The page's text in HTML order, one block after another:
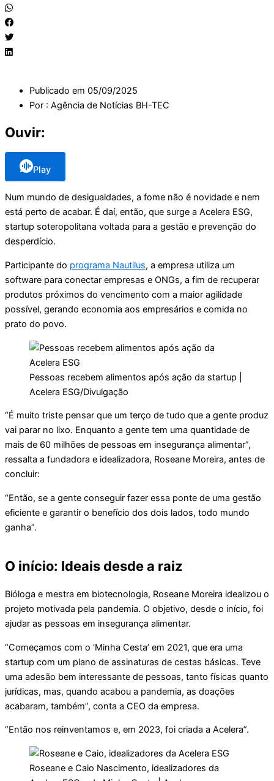
Publicado em 05/09/2025
Por : Agência de Notícias BH-TEC
Ouvir:
Play
Num mundo de desigualdades, a fome não é novidade e nem
está perto de acabar. É daí, então, que surge a Acelera ESG,
startup soteropolitana voltada para a gestão e prevenção do
desperdício.
Participante do programa Nautilus, a empresa utiliza um
software para conectar empresas e ONGs, a fim de recuperar
produtos próximos do vencimento com a maior agilidade
possível, gerando economia aos empresários e comida no
prato do povo.
Pessoas recebem alimentos após ação da startup |
Acelera ESG/Divulgação
“É muito triste pensar que um terço de tudo que a gente produz
vai parar no lixo. Enquanto a gente tem uma quantidade de
mais de 60 milhões de pessoas em insegurança alimentar”,
ressalta a fundadora e idealizadora, Roseane Moreira, antes de
concluir:
“Então, se a gente conseguir fazer essa ponte de uma gestão
eficiente e garantir o benefício dos dois lados, todo mundo
ganha”.
O início: Ideais desde a raiz
Bióloga e mestra em biotecnologia, Roseane Moreira idealizou o
projeto motivada pela pandemia. O objetivo, desde o início, foi
ajudar as pessoas em insegurança alimentar.
“Começamos com o ‘Minha Cesta’ em 2021, que era uma
startup com um plano de assinaturas de cestas básicas. Teve
uma adesão bem interessante de pessoas, tanto físicas quanto
jurídicas, mas, quando acabou a pandemia, as doações
acabaram, também”, conta a CEO da empresa.
“Então nos reinventamos e, em 2023, foi criada a Acelera”.
Roseane e Caio Nascimento, idealizadores da